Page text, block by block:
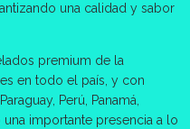
una calidad y sabor
premium de la
en todo el país, y con
Perú, Panamá,
importante presencia a lo